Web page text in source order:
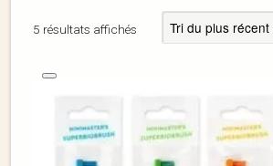
5 résultats affichés